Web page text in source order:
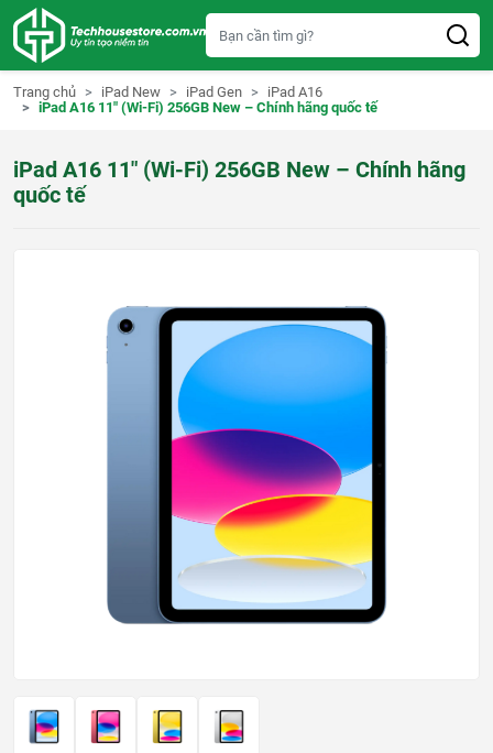
Trang chủ iPad New iPad Gen
iPad A16
iPad A16 11″ (Wi-Fi) 256GB New – Chính hãng quốc tế
iPad A16 11″ (Wi-Fi) 256GB New – Chính hãng
quốc tế